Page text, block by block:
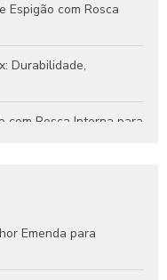
Espigão com Rosca
Durabilidade,
com Rosca Interna para
e Dicas para
Emenda para